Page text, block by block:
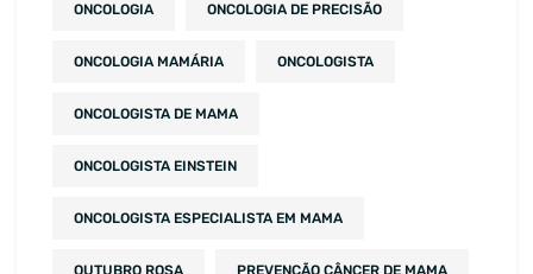
ONCOLOGIA ONCOLOGIA DE PRECISÃO
ONCOLOGIA MAMÁRIA ONCOLOGISTA
ONCOLOGISTA DE MAMA
ONCOLOGISTA EINSTEIN
ONCOLOGISTA ESPECIALISTA EM MAMA
OUTUBRO ROSA PREVENÇÃO CÂNCER DE MAMA